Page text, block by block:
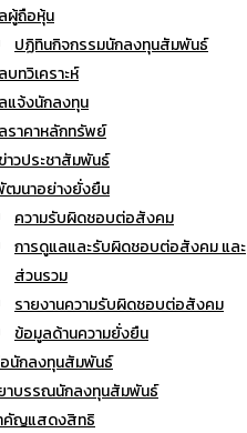
ผู้ถือหุ้น
ปฏิทินกิจกรรมนักลงทุนสัมพันธ์
ทวิเคราะห์
แจ้งนักลงทุน
ราคาหลักทรัพย์
าวประชาสัมพันธ์
ฒนาอย่างยั่งยืน
ความรับผิดชอบต่อสังคม
การดูแลและรับผิดชอบต่อสังคม และ
ส่วนรวม
รายงานความรับผิดชอบต่อสังคม
ข้อมูลด้านความยั่งยืน
นักลงทุนสัมพันธ์
าบรรณนักลงทุนสัมพันธ์
คัญแสดงสิทธิ